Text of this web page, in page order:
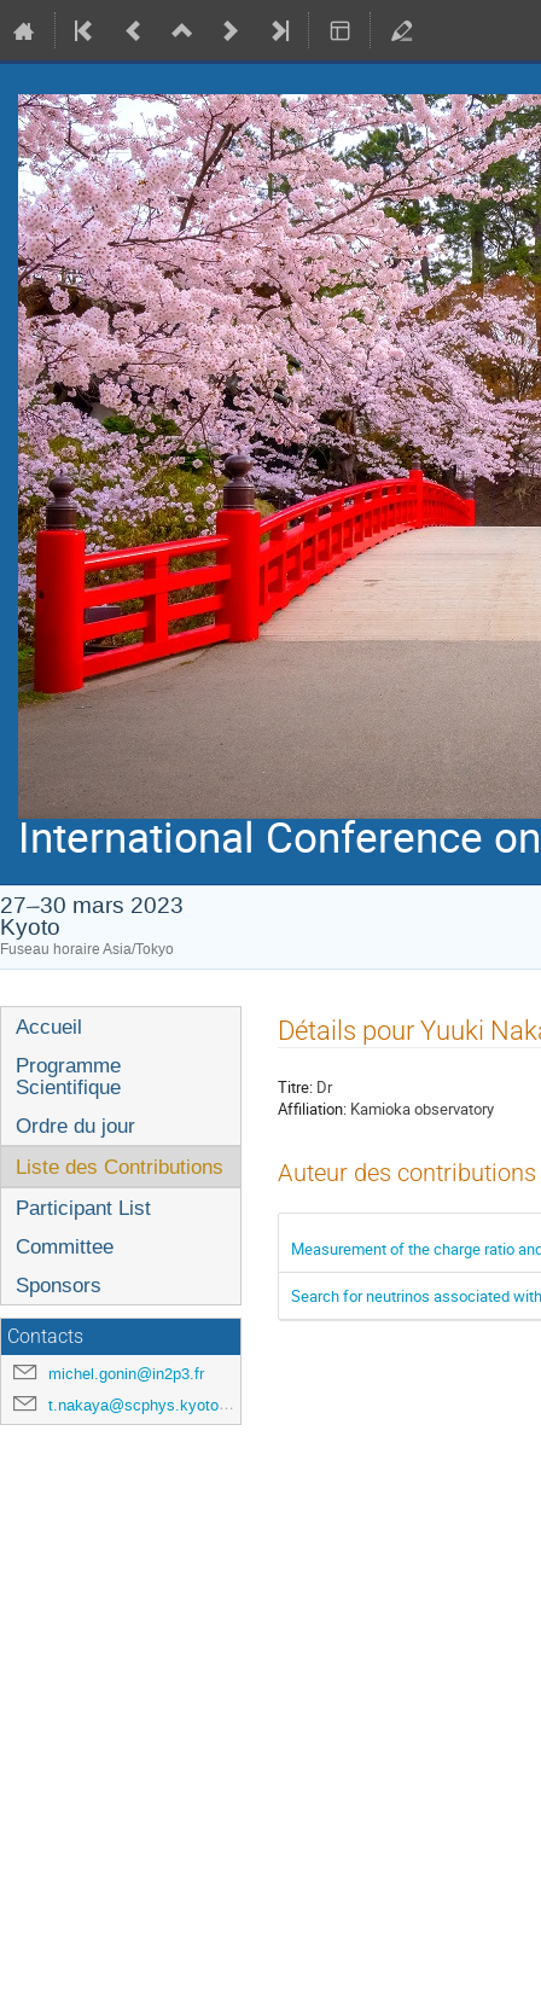
International Conference
27–30 mars 2023
Kyoto
Fuseau horaire Asia/Tokyo
Menu
de
l'événement
Accueil
Programme
Scientifique
Ordre du jour
Liste des Contributions
Participant List
Committee
Sponsors
Contacts
michel.gonin@in2p3.fr
t.nakaya@scphys.kyoto-u.ac.jp
Détails pour Yuuki
Titre: Dr
Affiliation: Kamioka observatory
Auteur des
Measurement of the charge ratio
Search for neutrinos associated